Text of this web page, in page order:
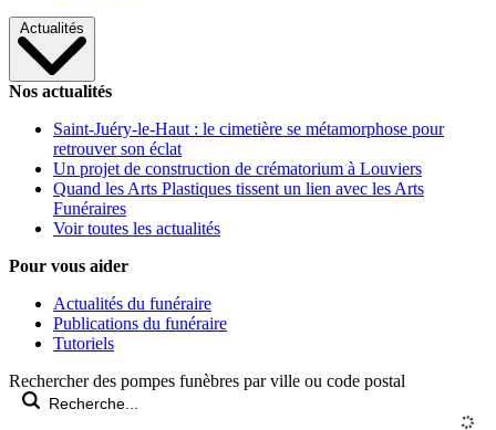
Actualités
Nos actualités
Saint-Juéry-le-Haut : le cimetière se métamorphose pour
retrouver son éclat
Un projet de construction de crématorium à Louviers
Quand les Arts Plastiques tissent un lien avec les Arts
Funéraires
Voir toutes les actualités
Pour vous aider
Actualités du funéraire
Publications du funéraire
Tutoriels
Rechercher des pompes funèbres par ville ou code postal